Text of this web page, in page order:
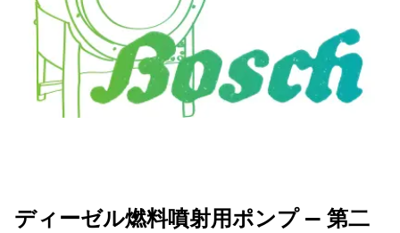
ディーゼル燃料噴射用ポンプ — 第二